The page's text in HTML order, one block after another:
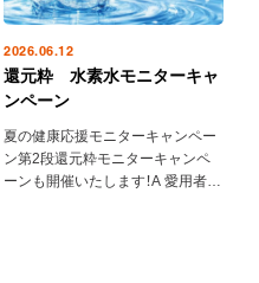
2026.06.12
還元粋 水素水モニターキャ
ンペーン
夏の健康応援モニターキャンペー
ン第2段還元粋モニターキャンペ
ーンも開催いたします！A 愛用者様